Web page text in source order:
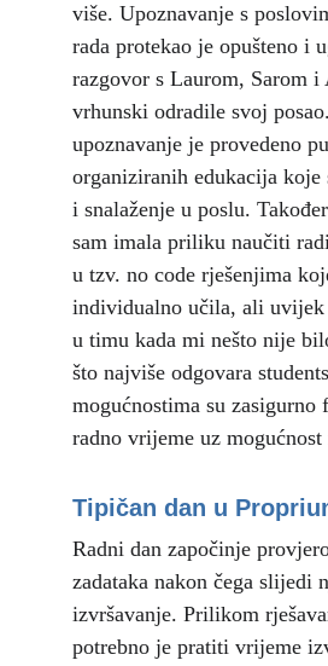
više. Upoznavanje s
rada protekao je opušteno i
razgovor s Laurom, Sarom
vrhunski odradile svoj
upoznavanje je provedeno
organiziranih edukacija koje
i snalaženje u poslu.
sam imala priliku naučiti
u tzv. no code rješenjima
individualno učila, ali uvijek
u timu kada mi nešto nije
što najviše odgovara
mogućnostima su zasigurno
radno vrijeme uz mogućnost
Tipičan dan u
Radni dan započinje
zadataka nakon čega slijedi
izvršavanje. Prilikom
potrebno je pratiti vrijeme